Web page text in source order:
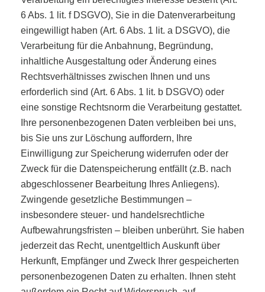
6 Abs. 1 lit. f DSGVO), Sie in die Datenverarbeitung
eingewilligt haben (Art. 6 Abs. 1 lit. a DSGVO), die
Verarbeitung für die Anbahnung, Begründung,
inhaltliche Ausgestaltung oder Änderung eines
Rechtsverhältnisses zwischen Ihnen und uns
erforderlich sind (Art. 6 Abs. 1 lit. b DSGVO) oder
eine sonstige Rechtsnorm die Verarbeitung gestattet.
Ihre personenbezogenen Daten verbleiben bei uns,
bis Sie uns zur Löschung auffordern, Ihre
Einwilligung zur Speicherung widerrufen oder der
Zweck für die Datenspeicherung entfällt (z.B. nach
abgeschlossener Bearbeitung Ihres Anliegens).
Zwingende gesetzliche Bestimmungen –
insbesondere steuer- und handelsrechtliche
Aufbewahrungsfristen – bleiben unberührt. Sie haben
jederzeit das Recht, unentgeltlich Auskunft über
Herkunft, Empfänger und Zweck Ihrer gespeicherten
personenbezogenen Daten zu erhalten. Ihnen steht